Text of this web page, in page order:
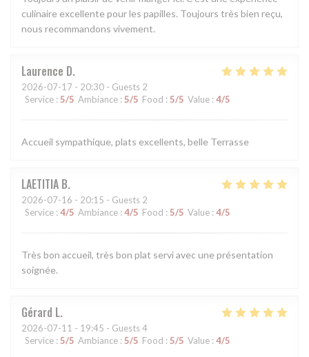
culinaire excellente pour les papilles. Toujours très bien reçu,
nous recommandons vivement.
Laurence D
2026-07-17 - 20:30 - Guests 2
Service : 5/5 Ambiance : 5/5 Food : 5/5 Value : 4/5
Accueil sympathique, plats excellents, belle Terrasse
LAETITIA B
2026-07-16 - 20:15 - Guests 2
Service : 4/5 Ambiance : 4/5 Food : 5/5 Value : 4/5
Très bon accueil, très bon plat servi avec une présentation
soignée.
Gérard L
2026-07-11 - 19:45 - Guests 4
Service : 5/5 Ambiance : 5/5 Food : 5/5 Value : 4/5